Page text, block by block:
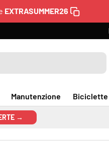
EXTRASUMMER26
Manutenzione Biciclette
→